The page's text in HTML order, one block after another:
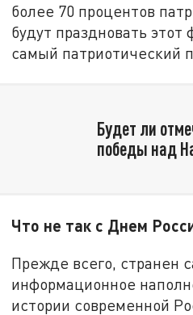
более 70 процентов
будут праздновать
самый патриотический
Будет ли
победы над
Что не так с Днем
Прежде всего, странен
информационное
истории современной